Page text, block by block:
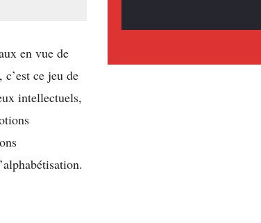
en vue de
ce jeu de
intellectuels,